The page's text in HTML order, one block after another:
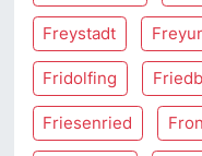
Freystadt
Fridolfing
Friesenried